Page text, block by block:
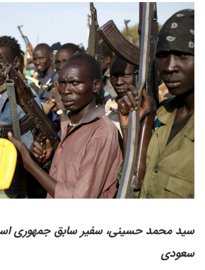
سید محمد حسینی، سفیر سابق جمهوری
سعودی